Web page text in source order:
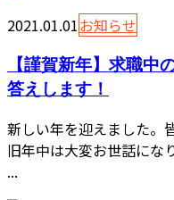
2021.01.01お知らせ
【謹賀新年】求職中
答えします！
新しい年を迎えました。
旧年中は大変お世話にな
...